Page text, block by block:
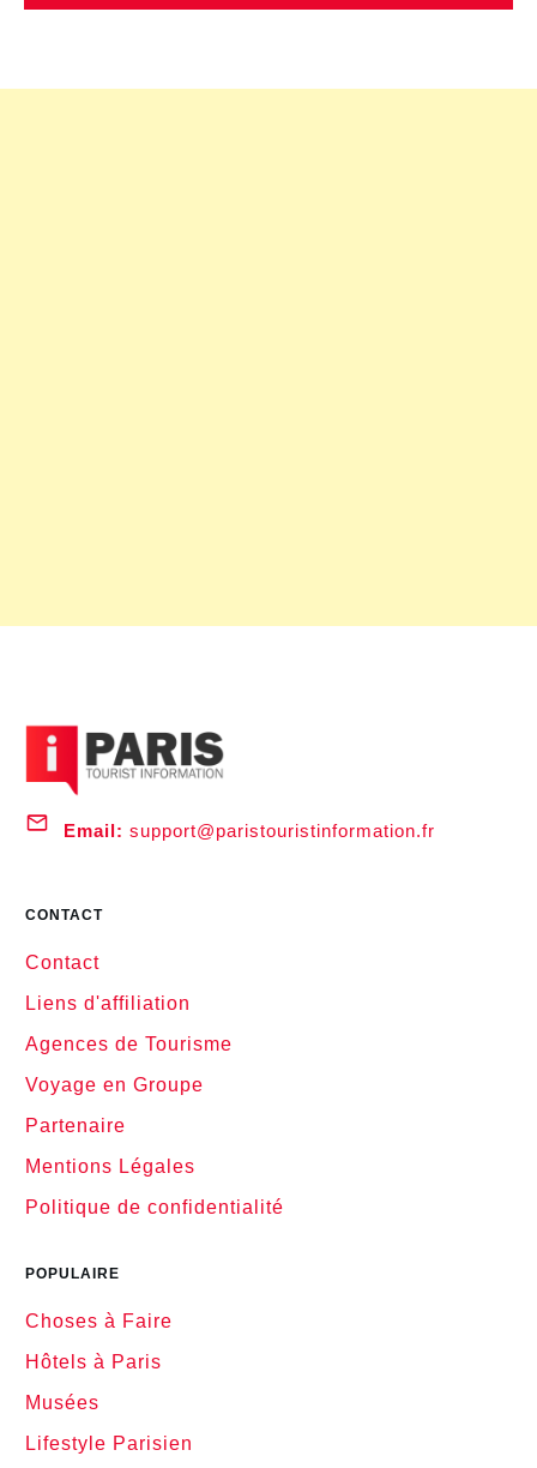
Email: support@paristouristinformation.fr
CONTACT
Contact
Liens d'affiliation
Agences de Tourisme
Voyage en Groupe
Partenaire
Mentions Légales
Politique de confidentialité
POPULAIRE
Choses à Faire
Hôtels à Paris
Musées
Lifestyle Parisien